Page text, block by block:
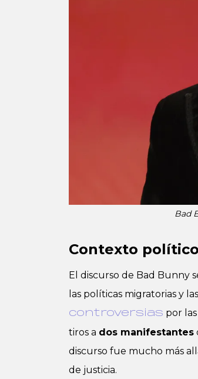
Bad
Contexto
El discurso de Bad Bunny
las políticas migratorias y
controversias por
tiros a dos manifestantes
discurso fue mucho más
de justicia.